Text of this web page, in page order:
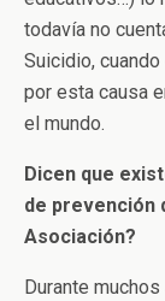
todavía no
Suicidio,
por esta causa
el mundo.
Dicen que
de prevención
Asociación?
Durante